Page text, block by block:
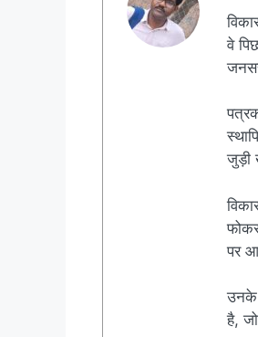
वे
जुड़ी
पर
उनके
है,